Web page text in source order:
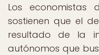
Los economistas
sostienen que el
resultado de la
autónomos que